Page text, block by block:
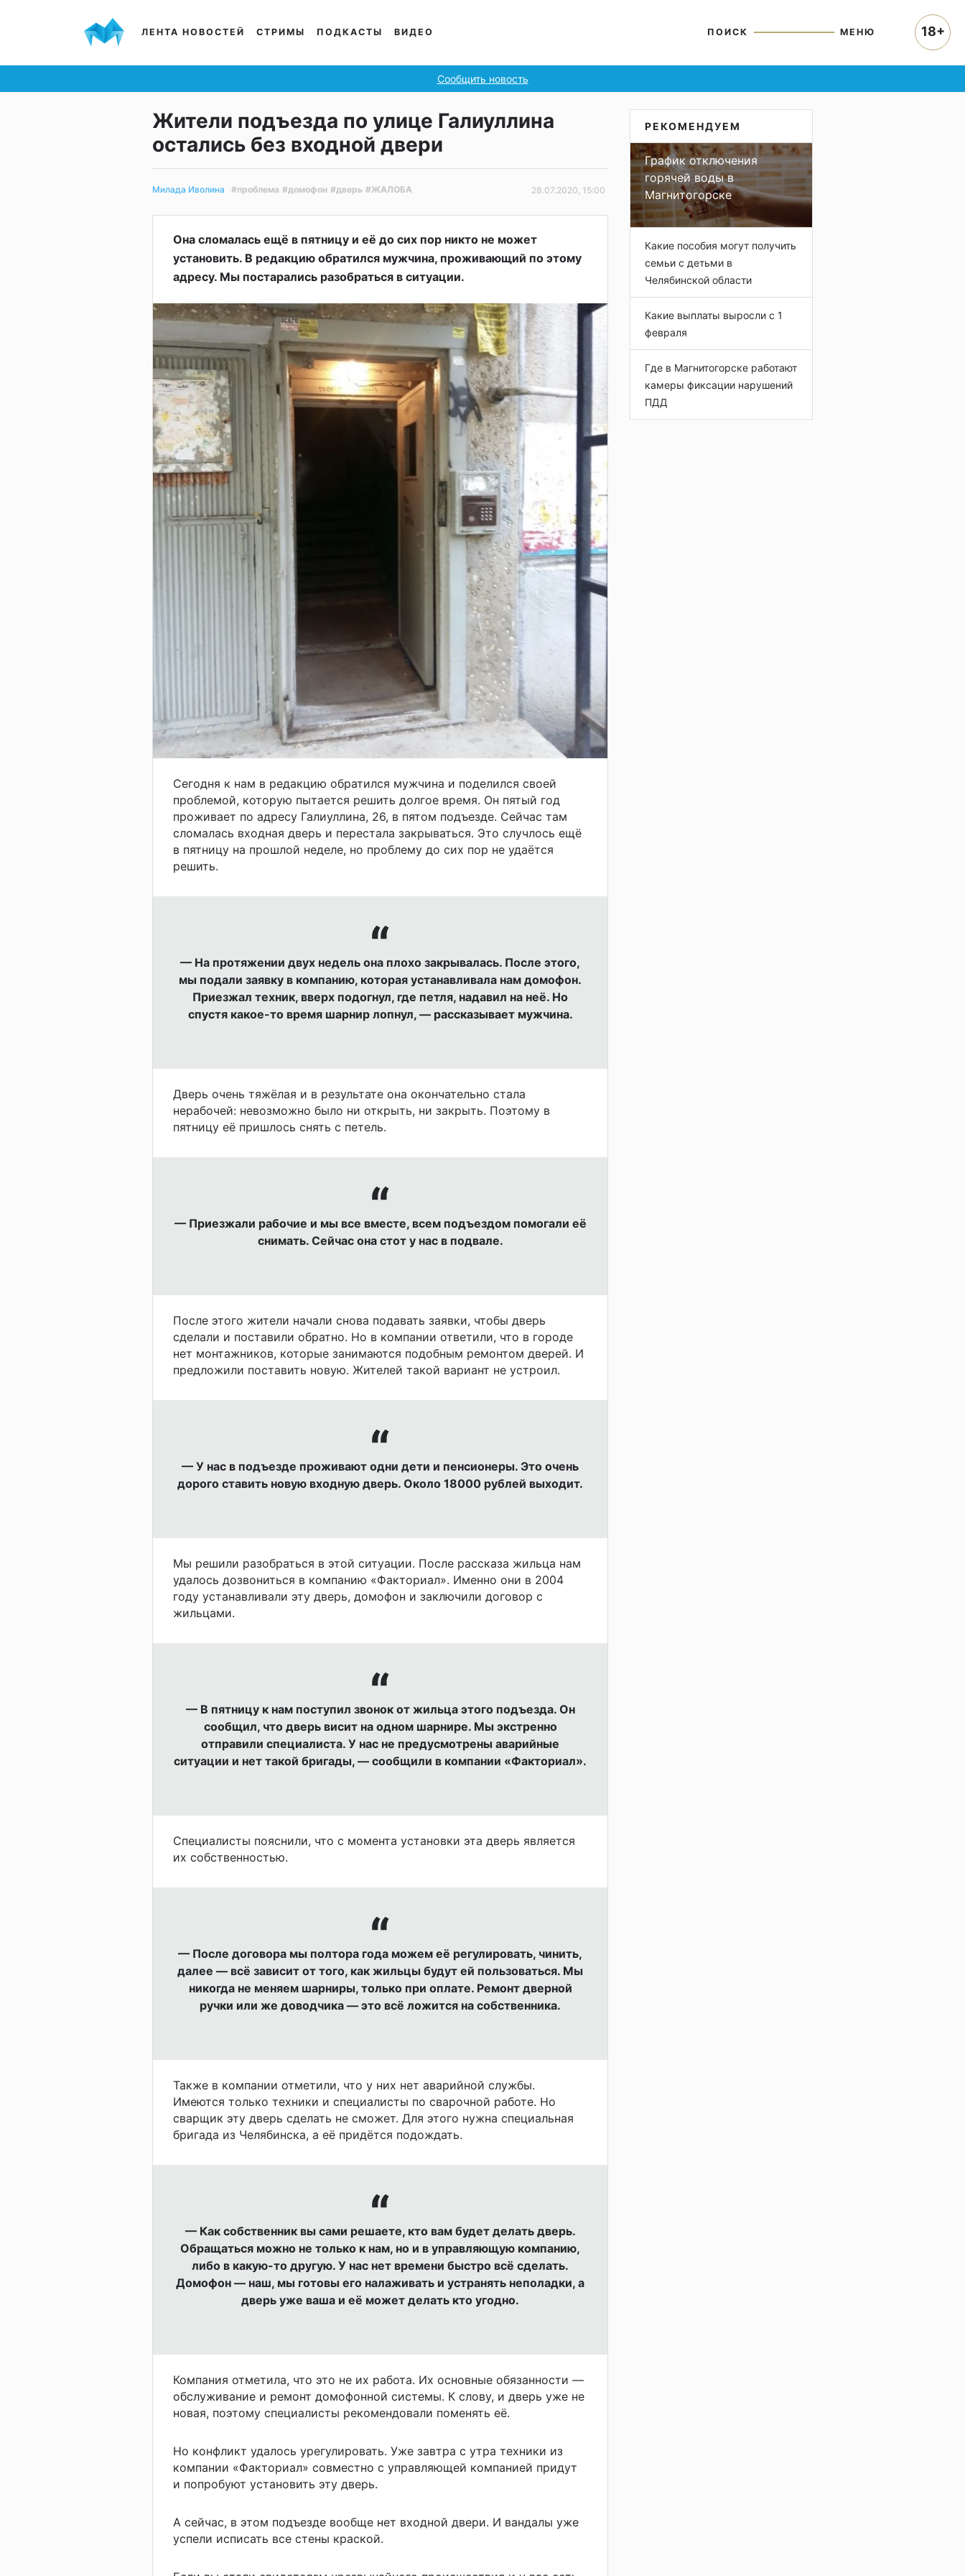
ЛЕНТА НОВОСТЕЙ СТРИМЫ ПОДКАСТЫ ВИДЕО ПОИСК МЕНЮ
Сообщить новость
Жители подъезда по улице Галиуллина
остались без входной двери
Милада Иволина #проблема #домофон #дверь #ЖАЛОБА 28.07.2020, 15:00
Она сломалась ещё в пятницу и её до сих пор никто не может
установить. В редакцию обратился мужчина, проживающий по этому
адресу. Мы постарались разобраться в ситуации.
Сегодня к нам в редакцию обратился мужчина и поделился своей
проблемой, которую пытается решить долгое время. Он пятый год
проживает по адресу Галиуллина, 26, в пятом подъезде. Сейчас там
сломалась входная дверь и перестала закрываться. Это случлось ещё
в пятницу на прошлой неделе, но проблему до сих пор не удаётся
решить.
— На протяжении двух недель она плохо закрывалась. После этого,
мы подали заявку в компанию, которая устанавливала нам домофон.
Приезжал техник, вверх подогнул, где петля, надавил на неё. Но
спустя какое-то время шарнир лопнул, — рассказывает мужчина.
Дверь очень тяжёлая и в результате она окончательно стала
нерабочей: невозможно было ни открыть, ни закрыть. Поэтому в
пятницу её пришлось снять с петель.
— Приезжали рабочие и мы все вместе, всем подъездом помогали её
снимать. Сейчас она стот у нас в подвале.
После этого жители начали снова подавать заявки, чтобы дверь
сделали и поставили обратно. Но в компании ответили, что в городе
нет монтажников, которые занимаются подобным ремонтом дверей. И
предложили поставить новую. Жителей такой вариант не устроил.
— У нас в подъезде проживают одни дети и пенсионеры. Это очень
дорого ставить новую входную дверь. Около 18000 рублей выходит.
Мы решили разобраться в этой ситуации. После рассказа жильца нам
удалось дозвониться в компанию «Факториал». Именно они в 2004
году устанавливали эту дверь, домофон и заключили договор с
жильцами.
— В пятницу к нам поступил звонок от жильца этого подъезда. Он
сообщил, что дверь висит на одном шарнире. Мы экстренно
отправили специалиста. У нас не предусмотрены аварийные
ситуации и нет такой бригады, — сообщили в компании «Факториал».
Специалисты пояснили, что с момента установки эта дверь является
их собственностью.
— После договора мы полтора года можем её регулировать, чинить,
далее — всё зависит от того, как жильцы будут ей пользоваться. Мы
никогда не меняем шарниры, только при оплате. Ремонт дверной
ручки или же доводчика — это всё ложится на собственника.
Также в компании отметили, что у них нет аварийной службы.
Имеются только техники и специалисты по сварочной работе. Но
сварщик эту дверь сделать не сможет. Для этого нужна специальная
бригада из Челябинска, а её придётся подождать.
— Как собственник вы сами решаете, кто вам будет делать дверь.
Обращаться можно не только к нам, но и в управляющую компанию,
либо в какую-то другую. У нас нет времени быстро всё сделать.
Домофон — наш, мы готовы его налаживать и устранять неполадки, а
дверь уже ваша и её может делать кто угодно.
Компания отметила, что это не их работа. Их основные обязанности —
обслуживание и ремонт домофонной системы. К слову, и дверь уже не
новая, поэтому специалисты рекомендовали поменять её.
Но конфликт удалось урегулировать. Уже завтра с утра техники из
компании «Факториал» совместно с управляющей компанией придут
и попробуют установить эту дверь.
А сейчас, в этом подъезде вообще нет входной двери. И вандалы уже
успели исписать все стены краской.
РЕКОМЕНДУЕМ
График отключения
горячей воды в
Магнитогорске
Какие пособия могут получить
семьи с детьми в
Челябинской области
Какие выплаты выросли с 1
февраля
Где в Магнитогорске работают
камеры фиксации нарушений
ПДД
18+